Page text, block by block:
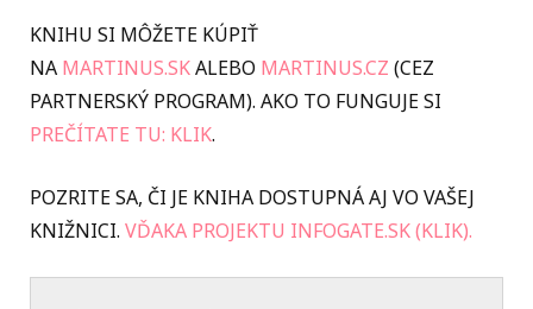
KNIHU SI MÔŽETE KÚPIŤ
NA MARTINUS.SKALEBO MARTINUS.CZ (CEZ
PARTNERSKÝ PROGRAM). AKO TO FUNGUJE SI
PREČÍTATE TU: KLIK.
POZRITE SA, ČI JE KNIHA DOSTUPNÁ AJ VO VAŠEJ
KNIŽNICI. VĎAKA PROJEKTU INFOGATE.SK (KLIK).